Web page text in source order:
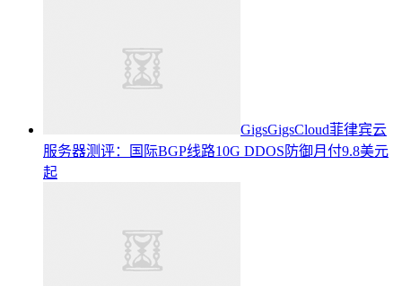
GigsGigsCloud菲律宾云
服务器测评：国际BGP线路10G DDOS防御月付9.8美元
起